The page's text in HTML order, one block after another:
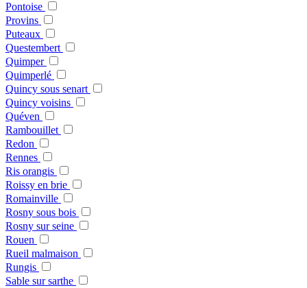
Pontoise
Provins
Puteaux
Questembert
Quimper
Quimperlé
Quincy sous senart
Quincy voisins
Quéven
Rambouillet
Redon
Rennes
Ris orangis
Roissy en brie
Romainville
Rosny sous bois
Rosny sur seine
Rouen
Rueil malmaison
Rungis
Sable sur sarthe